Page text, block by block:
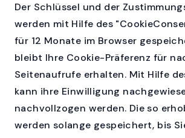
Der Schlüssel und der
werden mit Hilfe des
für 12 Monate im Browser
bleibt Ihre Cookie-Präferenz für
Seitenaufrufe erhalten. Mit Hilfe
kann ihre Einwilligung
nachvollzogen werden. Die so
werden solange gespeichert, bis